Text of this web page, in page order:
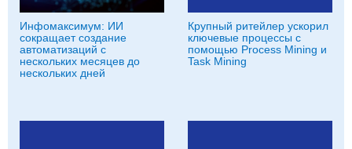
Инфомаксимум: ИИ
сокращает создание
автоматизаций с
нескольких месяцев до
нескольких дней
Крупный ритейлер ускорил
ключевые процессы с
помощью Process Mining и
Task Mining